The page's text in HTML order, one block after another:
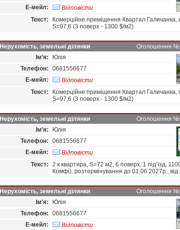
Е-мейл:
Відповісти
Текст:
Комерційне приміщення Квартал Галичанка,
S=97,6 (3 поверх - 1300 $/м2)
Нерухомість, земельні ділянки
Оголошення
Ім'я:
Юлія
Телефон:
0681556677
Е-мейл:
Відповісти
Текст:
Комерційне приміщення Квартал Галичанка,
S=97,6 (3 поверх - 1300 $/м2)
Нерухомість, земельні ділянки
Оголошення
Ім'я:
Юлія
Телефон:
0681556677
Е-мейл:
Відповісти
Текст:
2 к квартира, S=72 м2, 6 поверх, 1 під’їзд,
Комфі), розтермінування до 01.06.2027р., від
Нерухомість, земельні ділянки
Оголошення
Ім'я:
Юлія
Телефон:
0681556677
Е-мейл:
Відповісти